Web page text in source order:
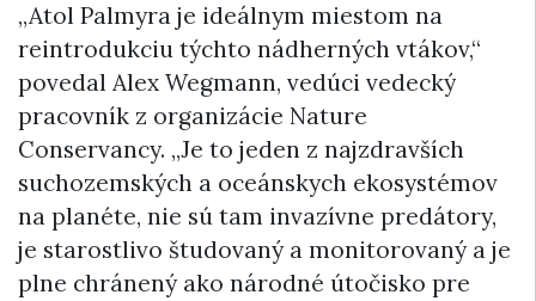
„Atol Palmyra je ideálnym miestom na
reintrodukciu týchto nádherných vtákov,“
povedal Alex Wegmann, vedúci vedecký
pracovník z organizácie Nature
Conservancy. „Je to jeden z najzdravších
suchozemských a oceánskych ekosystémov
na planéte, nie sú tam invazívne predátory,
je starostlivo študovaný a monitorovaný a je
plne chránený ako národné útočisko pre